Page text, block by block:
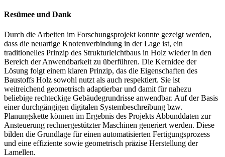
Resümee und Dank
Durch die Arbeiten im Forschungsprojekt konnte gezeigt werden,
dass die neuartige Knotenverbindung in der Lage ist, ein
traditionelles Prinzip des Strukturleichtbaus in Holz wieder in den
Bereich der Anwendbarkeit zu überführen. Die Kernidee der
Lösung folgt einem klaren Prinzip, das die Eigenschaften des
Baustoffs Holz sowohl nutzt als auch respektiert. Sie ist
weitreichend geometrisch adaptierbar und damit für nahezu
beliebige rechteckige Gebäudegrundrisse anwendbar. Auf der Basis
einer durchgängigen digitalen Systembeschreibung bzw.
Planungskette können im Ergebnis des Projekts Abbunddaten zur
Ansteuerung rechnergestützter Maschinen generiert werden. Diese
bilden die Grundlage für einen automatisierten Fertigungsprozess
und eine effiziente sowie geometrisch präzise Herstellung der
Lamellen.